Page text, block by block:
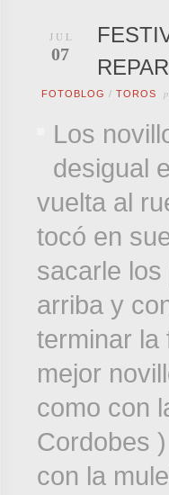
JUL
07
FOTOBLOG / TOROS
Los
desigual
vuelta al
tocó en
sacarle
arriba y
terminar la
mejor
como con
Cordobes
con la